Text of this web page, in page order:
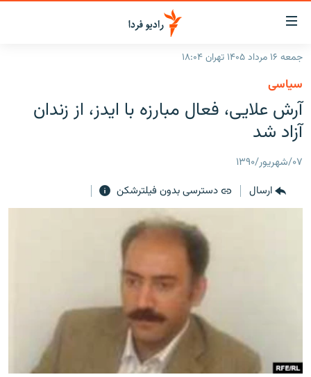
لینک‌های
قابلیت
دسترسی
بازگشت
به
منوی
اصلی
رفتن
صفحه
جستجو
ایران
جهان
برنامه‌های رادیویی
پادکست
چندرسانه‌ای
جمعه ۱۶ مرداد ۱۴۰۵ تهران ۱۸:۰۴
سیاسی
آرش علایی، فعال مبارزه با ایدز، از زندان
آزاد شد
۰۷/شهریور/۱۳۹۰
ارسال
دسترسی بدون فیلترشکن